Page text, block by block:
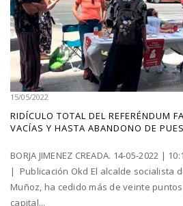
15/05/2022
RIDÍCULO TOTAL DEL REFERÉNDUM
VACÍAS Y HASTA ABANDONO DE
BORJA JIMENEZ CREADA. 14-05-2022 |
| Publicación Okd El alcalde socialista
Muñoz, ha cedido más de veinte
capital...